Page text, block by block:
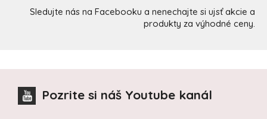
Sledujte nás na Facebooku a nenechajte si ujsť akcie a
produkty za výhodné ceny.
Pozrite si náš Youtube kanál